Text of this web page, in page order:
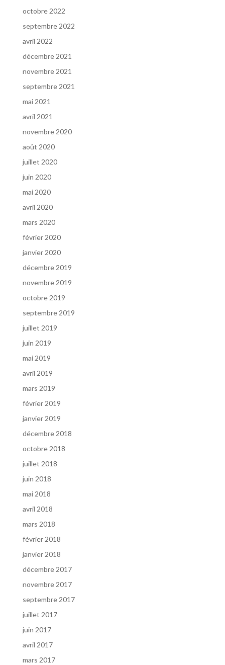
octobre 2022
septembre 2022
avril 2022
décembre 2021
novembre 2021
septembre 2021
mai 2021
avril 2021
novembre 2020
août 2020
juillet 2020
juin 2020
mai 2020
avril 2020
mars 2020
février 2020
janvier 2020
décembre 2019
novembre 2019
octobre 2019
septembre 2019
juillet 2019
juin 2019
mai 2019
avril 2019
mars 2019
février 2019
janvier 2019
décembre 2018
octobre 2018
juillet 2018
juin 2018
mai 2018
avril 2018
mars 2018
février 2018
janvier 2018
décembre 2017
novembre 2017
septembre 2017
juillet 2017
juin 2017
avril 2017
mars 2017